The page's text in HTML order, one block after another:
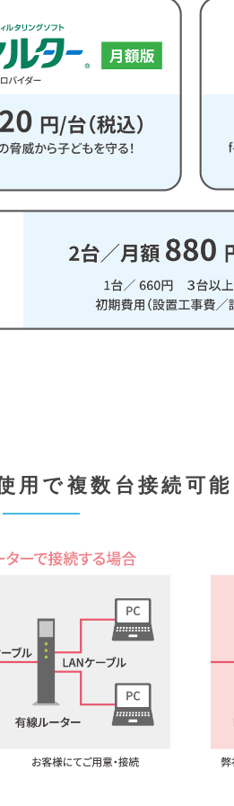
用で複数台接続可能